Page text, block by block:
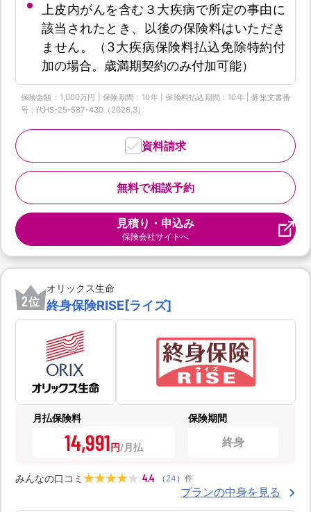
上皮内がんを含む３大疾病で所定の事由に
該当されたとき、以後の保険料はいただき
ません。（3大疾病保険料払込免除特約付
加の場合。歳満期契約のみ付加可能）
保険金額：1,000万円 | 保険期間：10年 | 保険料払込期間：10年 | 募集文書番
号：代HS-25-587-430（2026.3）
無料で相談予約
資料請求
見積り・申込み
保険会社サイトへ
2位
オリックス生命
終身保険RISE[ライズ]
月払保険料
14,991円
保険期間
終身
みんなの口コミ 4.4 （ 24 ） 件
プランの中身を見る